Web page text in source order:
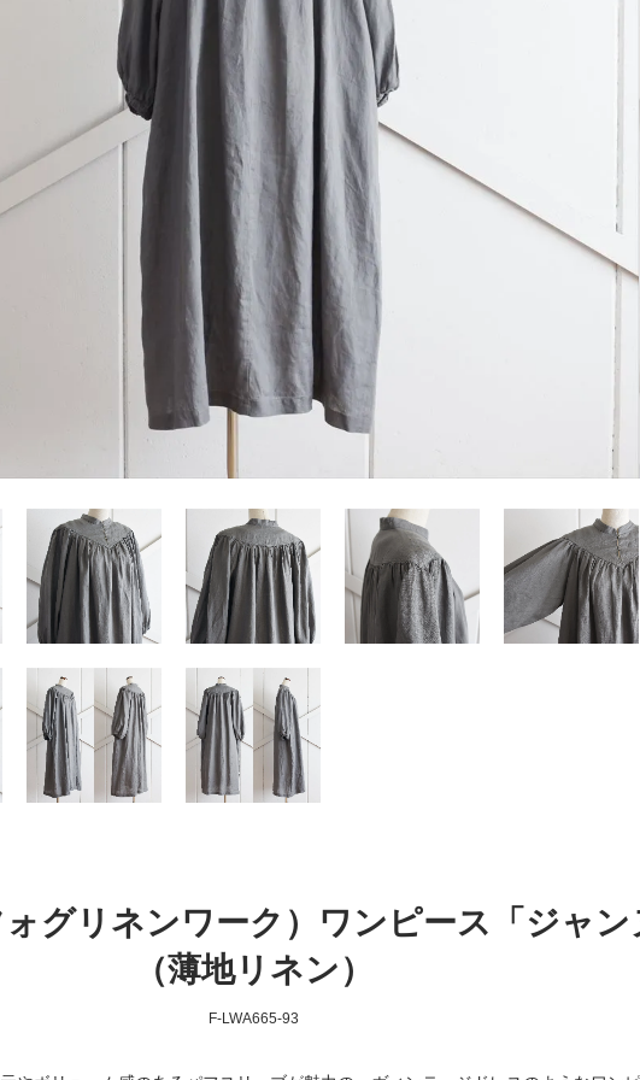
グリネンワーク）ワンピース「ジャン
（薄地リネン）
F-LWA665-93